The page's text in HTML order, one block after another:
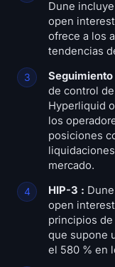
Dune
open
ofrece a los
tendencias
de control
Hyperliquid
los
posiciones
mercado.
HIP-3 :
open
principios de
que supone
el 580 % en